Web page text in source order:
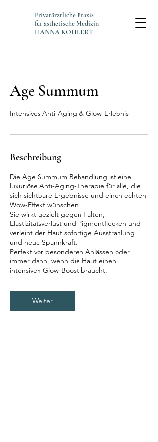
Privatärztliche Praxis
für ästhetische Medizin
HANNA KOHLERT
Age Summum
Intensives Anti-Aging & Glow-Erlebnis
Beschreibung
Die Age Summum Behandlung ist eine
luxuriöse Anti-Aging-Therapie für alle, die
sich sichtbare Ergebnisse und einen echten
Wow-Effekt wünschen.
Sie wirkt gezielt gegen Falten,
Elastizitätsverlust und Pigmentflecken und
verleiht der Haut sofortige Ausstrahlung
und neue Spannkraft.
Perfekt vor besonderen Anlässen oder
immer dann, wenn die Haut einen
intensiven Glow-Boost braucht.
Weiter